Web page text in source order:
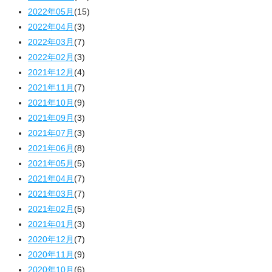
2022年05月(15)
2022年04月(3)
2022年03月(7)
2022年02月(3)
2021年12月(4)
2021年11月(7)
2021年10月(9)
2021年09月(3)
2021年07月(3)
2021年06月(8)
2021年05月(5)
2021年04月(7)
2021年03月(7)
2021年02月(5)
2021年01月(3)
2020年12月(7)
2020年11月(9)
2020年10月(6)